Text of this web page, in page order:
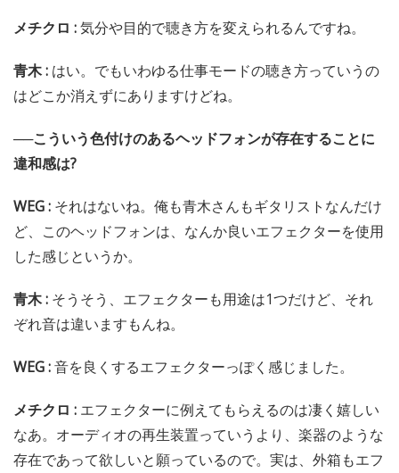
メチクロ :気分や目的で聴き方を変えられるんですね。
青木 : はい。でもいわゆる仕事モードの聴き方っていうの
はどこか消えずにありますけどね。
──こういう色付けのあるヘッドフォンが存在することに
違和感は?
WEG : それはないね。俺も青木さんもギタリストなんだけ
ど、このヘッドフォンは、なんか良いエフェクターを使用
した感じというか。
青木 : そうそう、エフェクターも用途は1つだけど、それ
ぞれ音は違いますもんね。
WEG :音を良くするエフェクターっぽく感じました。
メチクロ : エフェクターに例えてもらえるのは凄く嬉しい
なあ。オーディオの再生装置っていうより、楽器のような
存在であって欲しいと願っているので。実は、外箱もエフ